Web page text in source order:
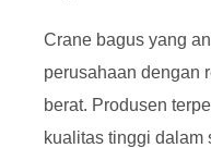
Crane bagus yang
perusahaan dengan
berat. Produsen
kualitas tinggi dalam